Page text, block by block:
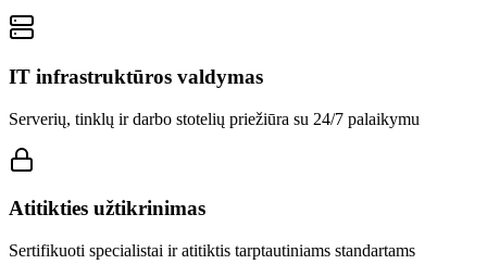
IT infrastruktūros valdymas
Serverių, tinklų ir darbo stotelių priežiūra su 24/7 palaikymu
Atitikties užtikrinimas
Sertifikuoti specialistai ir atitiktis tarptautiniams standartams